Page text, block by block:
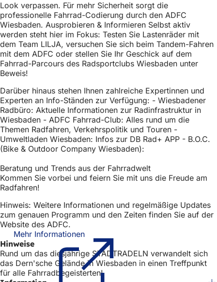
Look verpassen. Für mehr Sicherheit sorgt die
professionelle Fahrrad-Codierung durch den ADFC
Wiesbaden. Ausprobieren & Informieren Selbst aktiv
werden steht hier im Fokus: Testen Sie Lastenräder mit
dem Team LILJA, versuchen Sie sich beim Tandem-Fahren
mit dem ADFC oder stellen Sie Ihr Geschick auf dem
Fahrrad-Parcours des Radsportclubs Wiesbaden unter
Beweis!
Darüber hinaus stehen Ihnen zahlreiche Expertinnen und
Experten an Info-Ständen zur Verfügung: - Wiesbadener
Radbüro: Aktuelle Informationen zur Radinfrastruktur in
Wiesbaden - ADFC Fahrrad-Club: Alles rund um die
Themen Radfahren, Verkehrspolitik und Touren -
Umweltladen Wiesbaden: Infos zur DB Rad+ APP - B.O.C.
(Bike & Outdoor Company Wiesbaden):
Beratung und Trends aus der Fahrradwelt
Kommen Sie vorbei und feiern Sie mit uns die Freude am
Radfahren!
Hinweis: Weitere Informationen und regelmäßige Updates
zum genauen Programm und den Zeiten finden Sie auf der
Website des ADFC.
Mehr Informationen
einem
neuen
Tab)
Hinweise
Rund um das diesjährige STADTRADELN verwandelt sich
das Dern'sche Gelände in Wiesbaden in einen Treffpunkt
für alle Fahrradbegeisterten!